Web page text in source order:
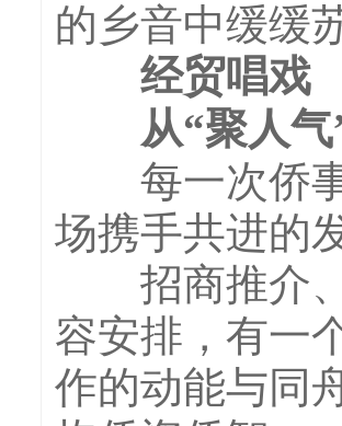
的乡音中缓缓
经贸唱戏
从“聚人气”
每一次侨事
场携手共进的
招商推介、
容安排，有一
作的动能与同